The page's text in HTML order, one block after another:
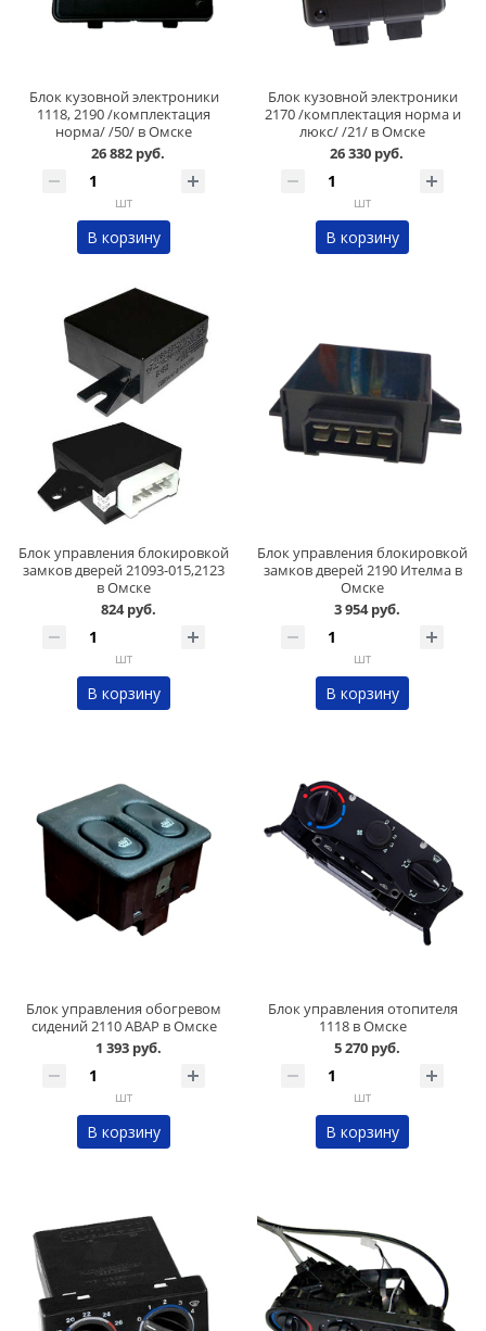
Блок кузовной электроники
1118, 2190 /комплектация
норма/ /50/ в Омске
26 882 руб.
шт
В корзину
Блок кузовной электроники
2170 /комплектация норма и
люкс/ /21/ в Омске
26 330 руб.
шт
В корзину
Блок управления блокировкой
замков дверей 21093-015,2123
в Омске
824 руб.
шт
В корзину
Блок управления блокировкой
замков дверей 2190 Ителма в
Омске
3 954 руб.
шт
В корзину
Блок управления обогревом
сидений 2110 АВАР в Омске
1 393 руб.
шт
В корзину
Блок управления отопителя
1118 в Омске
5 270 руб.
шт
В корзину